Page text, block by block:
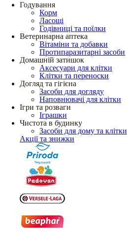
Годування
Корм
Ласощі
Годівниці та поїлки
Ветеринарна аптека
Вітаміни та добавки
Протипаразитарні засоби
Домашній затишок
Аксесуари для клітки
Клітки та переноски
Догляд та гігієна
Засоби для догляду
Наповнювачі для клітки
Ігри та розваги
Іграшки
Чистота в будинку
Засоби для дому та клітки
Акції та знижки